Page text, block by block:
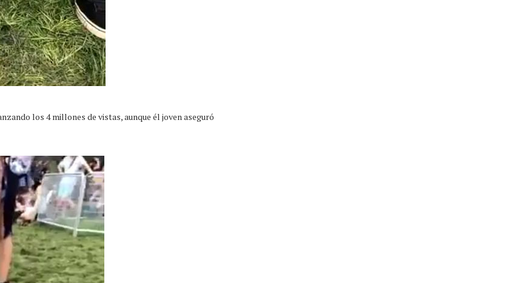
los 4 millones de vistas, aunque él joven aseguró